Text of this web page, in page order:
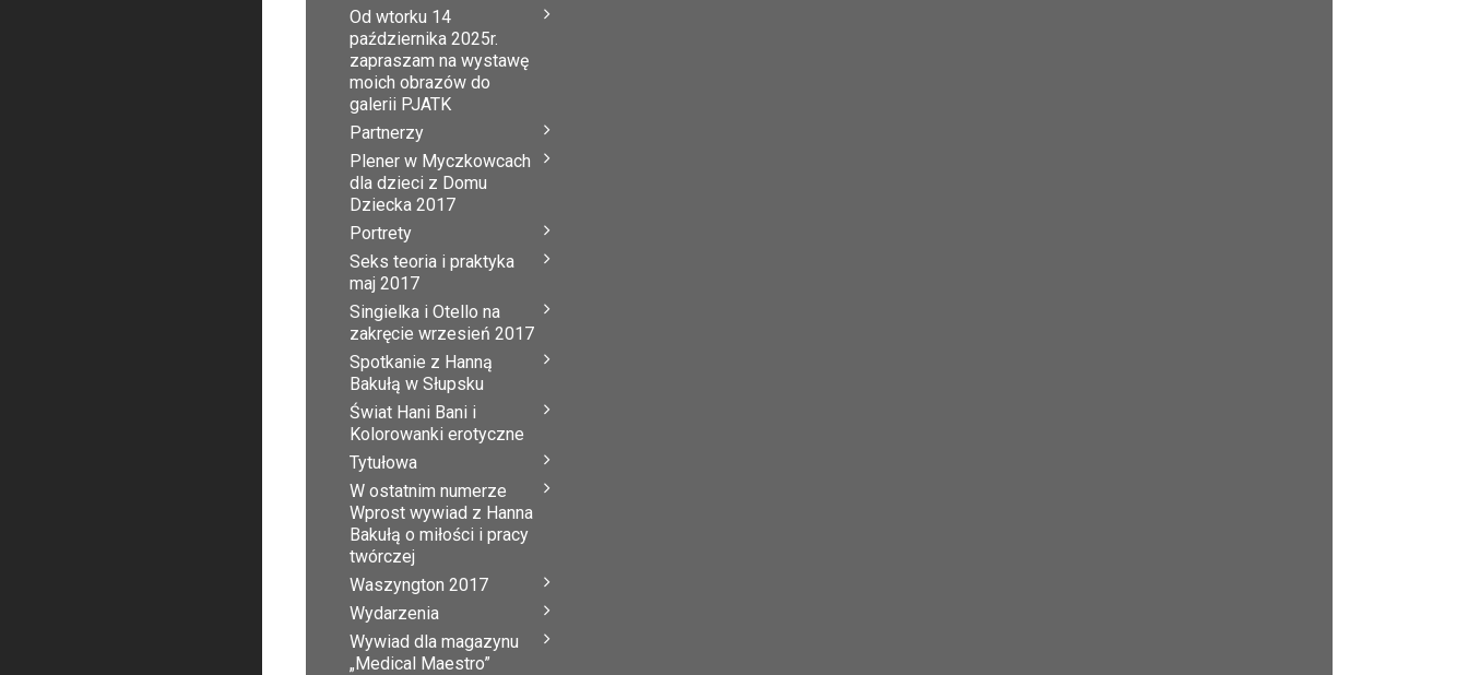
Od wtorku 14
października 2025r.
zapraszam na wystawę
moich obrazów do
galerii PJATK
Partnerzy
Plener w Myczkowcach
dla dzieci z Domu
Dziecka 2017
Portrety
Seks teoria i praktyka
maj 2017
Singielka i Otello na
zakręcie wrzesień 2017
Spotkanie z Hanną
Bakułą w Słupsku
Świat Hani Bani i
Kolorowanki erotyczne
Tytułowa
W ostatnim numerze
Wprost wywiad z Hanna
Bakułą o miłości i pracy
twórczej
Waszyngton 2017
Wydarzenia
Wywiad dla magazynu
„Medical Maestro”